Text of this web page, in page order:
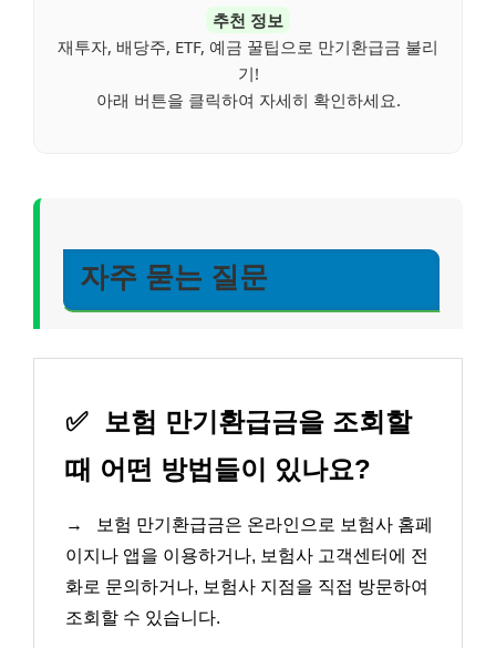
추천 정보
재투자, 배당주, ETF, 예금 꿀팁으로 만기환급금 불리
기!
아래 버튼을 클릭하여 자세히 확인하세요.
자주 묻는 질문
✅ 보험 만기환급금을 조회할
때 어떤 방법들이 있나요?
→
보험 만기환급금은 온라인으로 보험사 홈페
이지나 앱을 이용하거나, 보험사 고객센터에 전
화로 문의하거나, 보험사 지점을 직접 방문하여
조회할 수 있습니다.